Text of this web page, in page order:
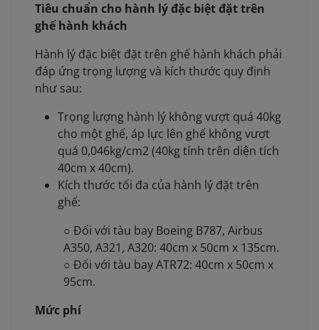
Tiêu chuẩn cho hành lý đặc biệt đặt trên
ghế hành khách
Hành lý đặc biệt đặt trên ghế hành khách phải
đáp ứng trọng lượng và kích thước quy định
như sau:
Trọng lượng hành lý không vượt quá 40kg
cho một ghế, áp lực lên ghế không vượt
quá 0,046kg/cm2 (40kg tính trên diện tích
40cm x 40cm).
Kích thước tối đa của hành lý đặt trên
ghế:
○ Đối với tàu bay Boeing B787, Airbus
A350, A321, A320: 40cm x 50cm x 135cm.
○ Đối với tàu bay ATR72: 40cm x 50cm x
95cm.
Mức phí